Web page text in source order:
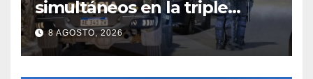
simultáneos en la triple
frontera de Luján, Maipú y
Godoy Cruz
8 AGOSTO, 2026